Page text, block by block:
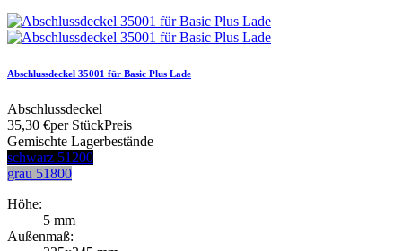
Abschlussdeckel 35001 für Basic Plus Lade
Abschlussdeckel
35,30 €per StückPreis
Gemischte Lagerbestände
schwarz 51200
grau 51800
Höhe:
5 mm
Außenmaß: